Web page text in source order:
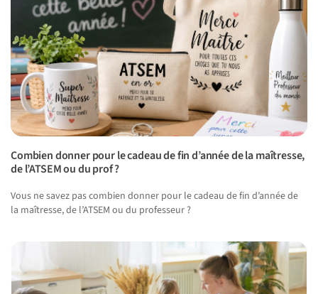
Combien donner pour le cadeau de fin d’année de la maîtresse,
de l’ATSEM ou du prof ?
Vous ne savez pas combien donner pour le cadeau de fin d’année de
la maîtresse, de l’ATSEM ou du professeur ?